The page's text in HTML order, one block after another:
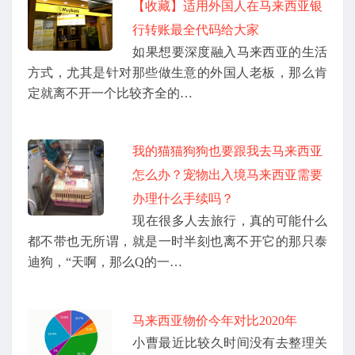
【收藏】适用外国人在马来西亚银
行转账最全代码给大家
如果想要深度融入马来西亚的生活
方式，尤其是针对那些做生意的外国人老板，那么肯
定就离不开一个比较齐全的…
我的猫猫狗狗也要跟我去马来西亚
怎么办？宠物出入境马来西亚需要
办理什么手续吗？
现在很多人去旅行，真的可能什么
都不带也无所谓，就是一时半刻也离不开它的那只泰
迪狗，“天啊，那么Q的一…
马来西亚物价今年对比2020年
小曹最近比较久时间没有去整理关